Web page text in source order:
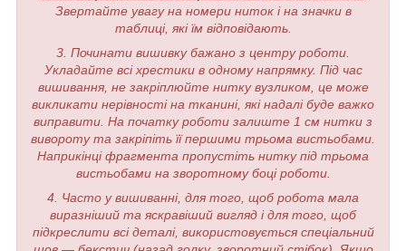
Звертайте увагу на номери ниток і на значки в
таблиці, які їм відповідають.
3. Починати вишивку бажано з центру роботи.
Укладайте всі хрестики в одному напрямку. Під час
вишивання, не закріплюйте нитку вузликом, це може
викликати нерівності на тканині, які надалі буде важко
виправити. На початку роботи залиште 1 см нитки з
вивороту та закріпіть її першими трьома вистьобами.
Наприкінці фрагмента пропустіть нитку під трьома
вистьобами на зворотному боці роботи.
4. Часто у вишиванні, для того, щоб робота мала
виразніший та яскравіший вигляд і для того, щоб
підкреслити всі деталі, використовується спеціальний